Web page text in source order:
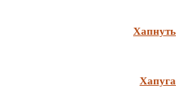
Хапнуть
Хапуга